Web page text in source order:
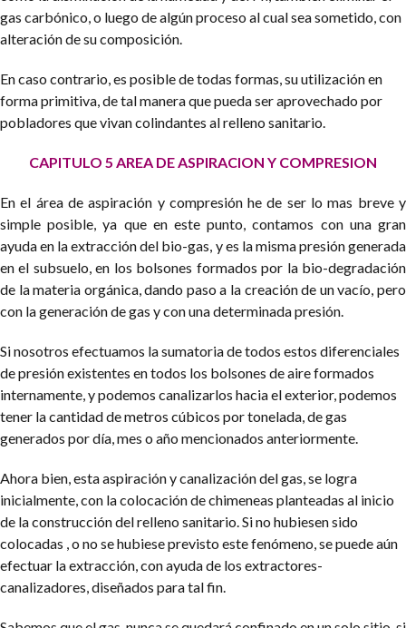
gas carbónico, o luego de algún proceso al cual sea sometido, con
alteración de su composición.
En caso contrario, es posible de todas formas, su utilización en
forma primitiva, de tal manera que pueda ser aprovechado por
pobladores que vivan colindantes al relleno sanitario.
CAPITULO 5 AREA DE ASPIRACION Y COMPRESION
En el área de aspiración y compresión he de ser lo mas breve y
simple posible, ya que en este punto, contamos con una gran
ayuda en la extracción del bio-gas, y es la misma presión generada
en el subsuelo, en los bolsones formados por la bio-degradación
de la materia orgánica, dando paso a la creación de un vacío, pero
con la generación de gas y con una determinada presión.
Si nosotros efectuamos la sumatoria de todos estos diferenciales
de presión existentes en todos los bolsones de aire formados
internamente, y podemos canalizarlos hacia el exterior, podemos
tener la cantidad de metros cúbicos por tonelada, de gas
generados por día, mes o año mencionados anteriormente.
Ahora bien, esta aspiración y canalización del gas, se logra
inicialmente, con la colocación de chimeneas planteadas al inicio
de la construcción del relleno sanitario. Si no hubiesen sido
colocadas , o no se hubiese previsto este fenómeno, se puede aún
efectuar la extracción, con ayuda de los extractores-
canalizadores, diseñados para tal fin.